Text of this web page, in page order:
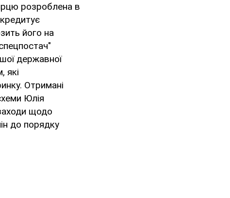
розроблена в
його на
державної
які
Отримані
Юлія
щодо
до порядку